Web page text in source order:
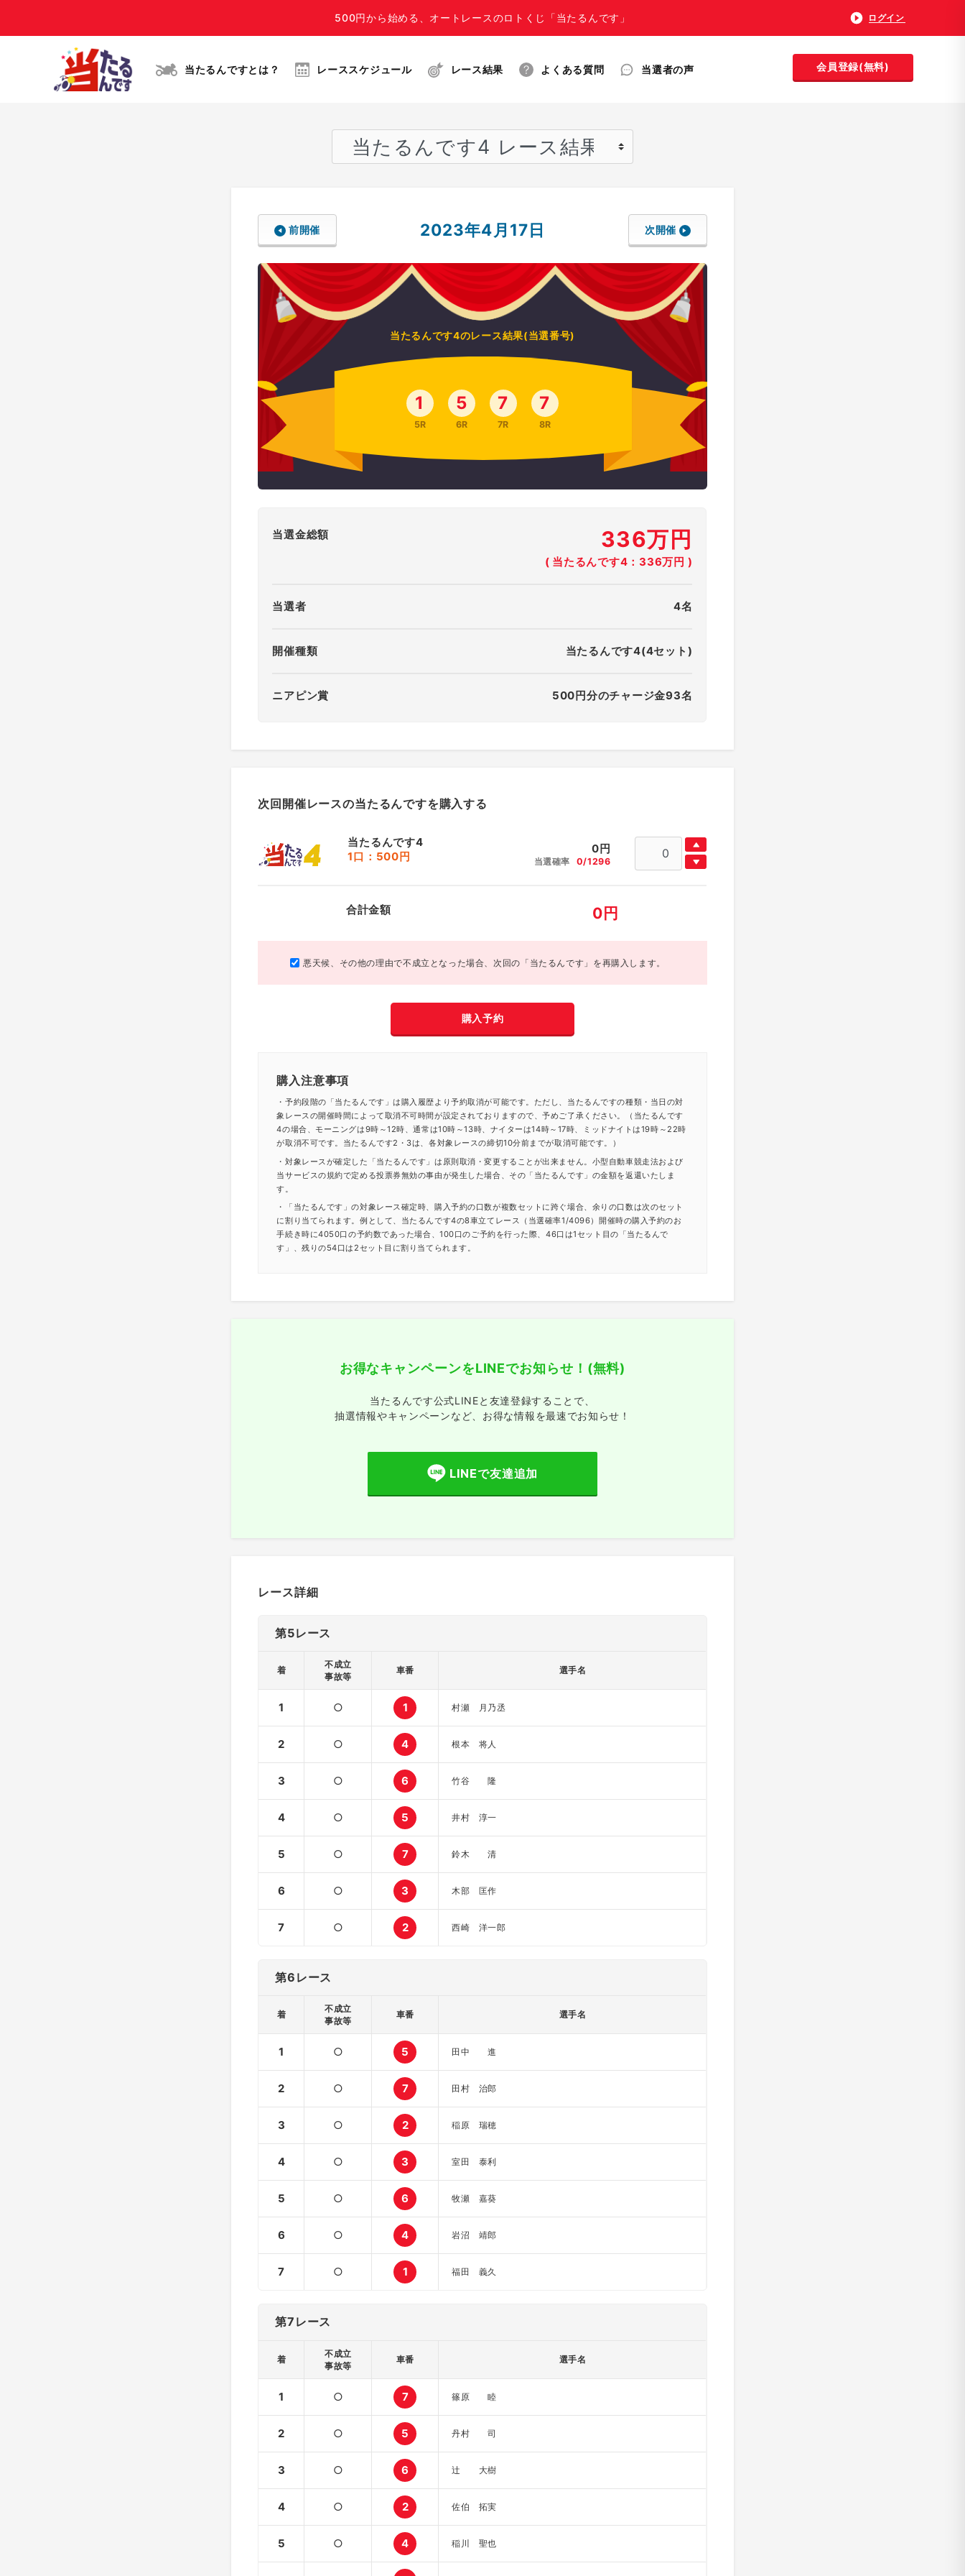
500円から始める、オートレースのロトくじ「当たるんです」 ログイン
当たるんですとは？ レーススケジュール レース結果 よくある質問 当選者の声 会員登録(無料)
前開催 2023年4月17日 次開催
当たるんです4のレース結果(当選番号)
1
5R
5
6R
7
7R
7
8R
当選金総額 336万円
( 当たるんです4：336万円 )
当選者 4名
開催種類 当たるんです4(4セット)
ニアピン賞 500円分のチャージ金93名
次回開催レースの当たるんですを購入する
当たるんです4
1口：500円
0円
当選確率 0/1296
合計金額 0 円
悪天候、その他の理由で不成立となった場合、次回の「当たるんです」を再購入します。
購入予約
購入注意事項
・予約段階の「当たるんです」は購入履歴より予約取消が可能です。ただし、当たるんですの種類・当日の対
象レースの開催時間によって取消不可時間が設定されておりますので、予めご了承ください。（当たるんです
4の場合、モーニングは9時～12時、通常は10時～13時、ナイターは14時～17時、ミッドナイトは19時～22時
が取消不可です。当たるんです2・3は、各対象レースの締切10分前までが取消可能です。）
・対象レースが確定した「当たるんです」は原則取消・変更することが出来ません。小型自動車競走法および
当サービスの規約で定める投票券無効の事由が発生した場合、その「当たるんです」の金額を返還いたしま
す。
・「当たるんです」の対象レース確定時、購入予約の口数が複数セットに跨ぐ場合、余りの口数は次のセット
に割り当てられます。例として、当たるんです4の8車立てレース（当選確率1/4096）開催時の購入予約のお
手続き時に4050口の予約数であった場合、100口のご予約を行った際、46口は1セット目の「当たるんで
す」、残りの54口は2セット目に割り当てられます。
お得なキャンペーンをLINEでお知らせ！ (無料)
当たるんです公式LINEと友達登録することで、
抽選情報やキャンペーンなど、 お得な情報を最速でお知らせ！
LINEで友達追加
レース詳細
第5レース
着
不成立
事故等
車番 選手名
1 ○ 1 村瀬 月乃丞
2 ○ 4 根本 将人
3 ○ 6 竹谷 隆
4 ○ 5 井村 淳一
5 ○ 7 鈴木 清
6 ○ 3 木部 匡作
7 ○ 2 西崎 洋一郎
第6レース
着
不成立
事故等
車番 選手名
1 ○ 5 田中 進
2 ○ 7 田村 治郎
3 ○ 2 稲原 瑞穂
4 ○ 3 室田 泰利
5 ○ 6 牧瀬 嘉葵
6 ○ 4 岩沼 靖郎
7 ○ 1 福田 義久
第7レース
着
不成立
事故等
車番 選手名
1 ○ 7 篠原 睦
2 ○ 5 丹村 司
3 ○ 6 辻 大樹
4 ○ 2 佐伯 拓実
5 ○ 4 稲川 聖也